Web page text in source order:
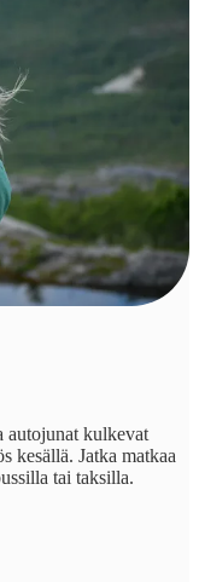
autojunat kulkevat
kesällä. Jatka matkaa
tai taksilla.